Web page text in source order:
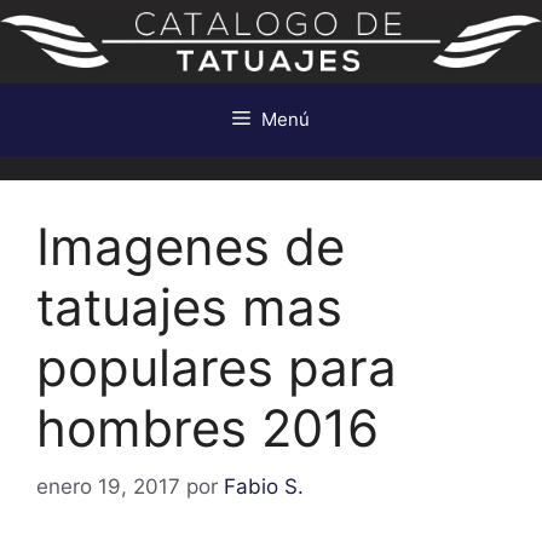
Saltar
contenido
Menú
Imagenes de
tatuajes mas
populares para
hombres 2016
enero 19, 2017 por Fabio S.